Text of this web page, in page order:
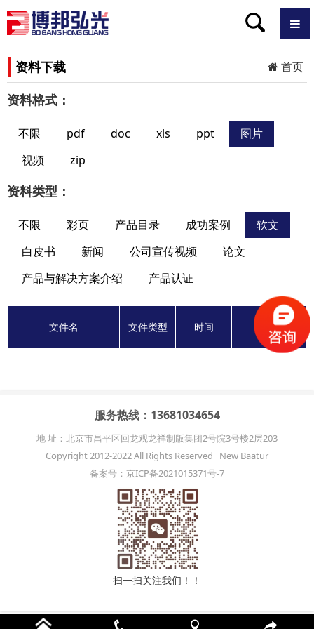
资料下载 首页
资料格式：
不限 pdf doc xls ppt
图片
视频
zip
资料类型：
不限 彩页 产品目录 成功案例
软文
白皮书
新闻 公司宣传视频
论文
产品与解决方案介绍
产品认证
文件名 文件类型 时间 下载
服务热线：13681034654
地 址：北京市昌平区回龙观龙祥制版集团2号院3号楼2层203
Copyright 2012-2022 All Rights Reserved New Baatur
备案号：京ICP备2021015371号-7
扫一扫关注我们！！